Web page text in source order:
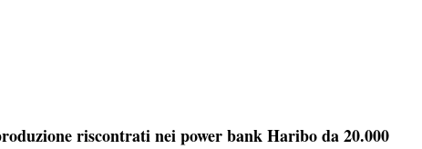
riscontrati nei power bank Haribo da 20.000